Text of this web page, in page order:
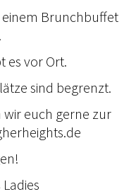
einem Brunchbuffet
es vor Ort.
sind begrenzt.
wir euch gerne zur